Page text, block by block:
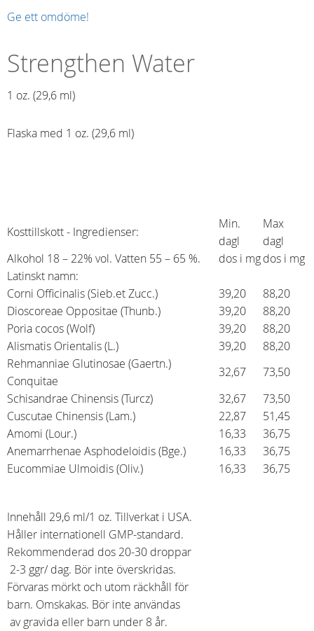
Ge ett omdöme!
Strengthen Water
1 oz. (29,6 ml)​
Flaska med 1 oz. (29,6 ml)
Kosttillskott - Ingredienser:
Min.
dagl
Max
dagl
Alkohol 18 – 22% vol. Vatten 55 – 65 %.
dos i mgdos i mg
Latinskt namn:
Corni Officinalis (Sieb.et Zucc.)
39,20
88,20
Dioscoreae Oppositae (Thunb.)
39,20
88,20
Poria cocos (Wolf)
39,20
88,20
Alismatis Orientalis (L.)
39,20
88,20
Rehmanniae Glutinosae (Gaertn.)
Conquitae
32,67
73,50
Schisandrae Chinensis (Turcz)
32,67
73,50
Cuscutae Chinensis (Lam.)
22,87
51,45
Amomi (Lour.)
16,33
36,75
Anemarrhenae Asphodeloidis (Bge.)
16,33
36,75
Eucommiae Ulmoidis (Oliv.)
16,33 36,75
Innehåll 29,6 ml/1 oz. Tillverkat i USA.
Håller internationell GMP-standard.
Rekommenderad dos 20-30 droppar
2-3 ggr/ dag. Bör inte överskridas.
Förvaras mörkt och utom räckhåll för
barn. Omskakas. Bör inte användas
av gravida eller barn under 8 år.